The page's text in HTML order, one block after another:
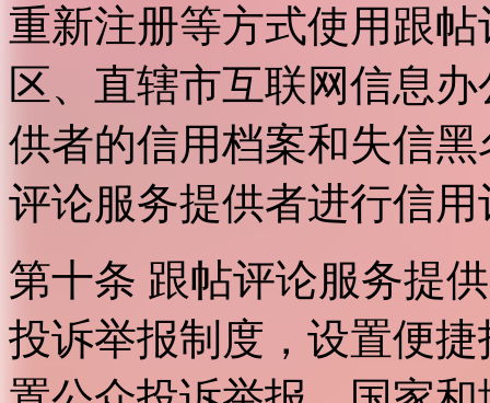
重新注册等方式使用跟
区、直辖市互联网信息
供者的信用档案和失信
评论服务提供者进行信用
第十条 跟帖评论服务提
投诉举报制度，设置便